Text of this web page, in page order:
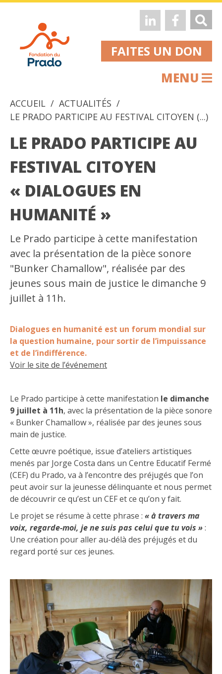
FAITES UN DON
MENU
ACCUEIL
ACTUALITÉS
LE PRADO PARTICIPE AU FESTIVAL CITOYEN (...)
LE PRADO PARTICIPE AU
FESTIVAL CITOYEN
« DIALOGUES EN
HUMANITÉ »
Le Prado participe à cette manifestation
avec la présentation de la pièce sonore
"Bunker Chamallow", réalisée par des
jeunes sous main de justice le dimanche 9
juillet à 11h.
Dialogues en humanité est un forum mondial sur
la question humaine, pour sortir de l’impuissance
et de l’indifférence.
Voir le site de l’événement
Le Prado participe à cette manifestation le dimanche
9 juillet à 11h, avec la présentation de la pièce sonore
« Bunker Chamallow », réalisée par des jeunes sous
main de justice.
Cette œuvre poétique, issue d’ateliers artistiques
menés par Jorge Costa dans un Centre Educatif Fermé
(CEF) du Prado, va à l’encontre des préjugés que l’on
peut avoir sur la jeunesse délinquante et nous permet
de découvrir ce qu’est un CEF et ce qu’on y fait.
Le projet se résume à cette phrase : « à travers ma
voix, regarde-moi, je ne suis pas celui que tu vois »:
Une création pour aller au-délà des préjugés et du
regard porté sur ces jeunes.